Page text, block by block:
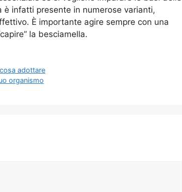
è infatti presente in numerose varianti,
È importante agire sempre con una
la besciamella.
adottare
organismo